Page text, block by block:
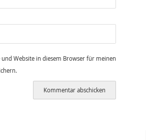
und Website in diesem Browser für meinen